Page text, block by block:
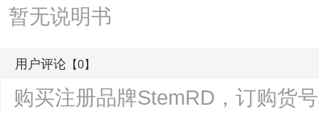
暂无说明书
用户评论 【0】
购买注册品牌StemRD，订购货